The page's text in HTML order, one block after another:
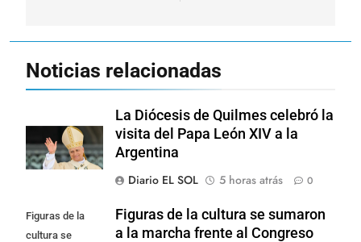
Noticias relacionadas
La Diócesis de Quilmes celebró la
visita del Papa León XIV a la
Argentina
Diario EL SOL
5 horas atrás 0
Figuras de la
cultura se
Figuras de la cultura se sumaron
a la marcha frente al Congreso